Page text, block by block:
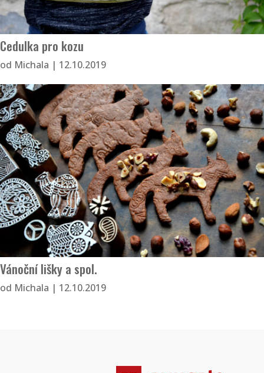
Cedulka pro kozu
od Michala | 12.10.2019
Vánoční lišky a spol.
od Michala | 12.10.2019